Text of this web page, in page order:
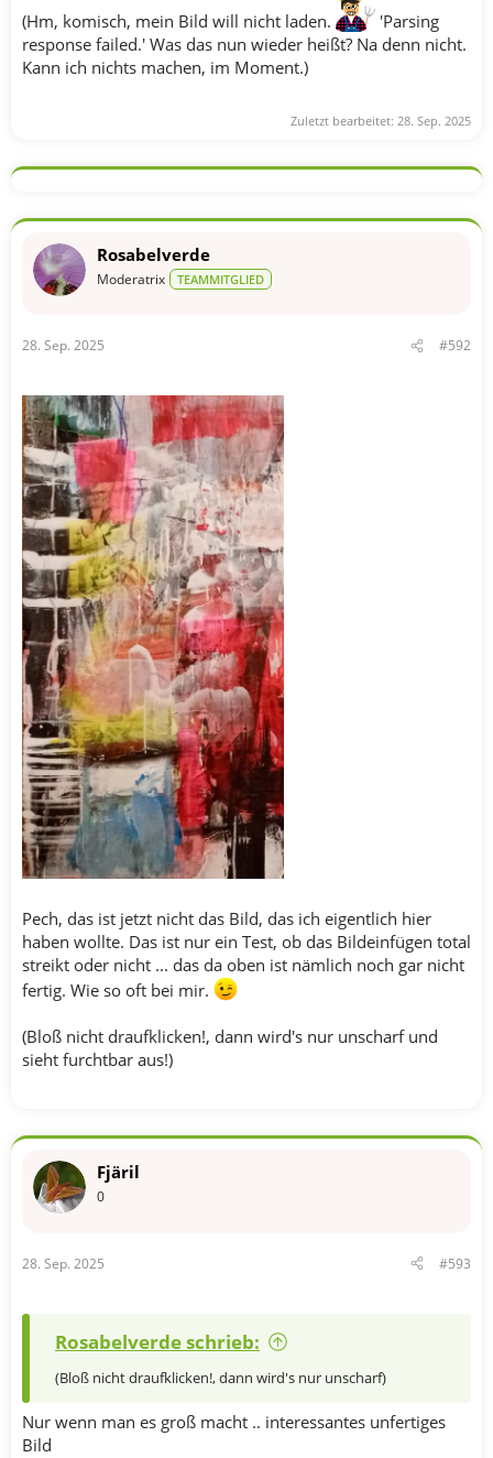
(Hm, komisch, mein Bild will nicht laden.
'Parsing
response failed.' Was das nun wieder heißt? Na denn nicht.
Kann ich nichts machen, im Moment.)
Zuletzt bearbeitet: 28. Sep. 2025
Rosabelverde
Moderatrix TEAMMITGLIED
28. Sep. 2025 #592
Pech, das ist jetzt nicht das Bild, das ich eigentlich hier
haben wollte. Das ist nur ein Test, ob das Bildeinfügen total
streikt oder nicht ... das da oben ist nämlich noch gar nicht
fertig. Wie so oft bei mir.
(Bloß nicht draufklicken!, dann wird's nur unscharf und
sieht furchtbar aus!)
Fjäril
0
28. Sep. 2025 #593
Rosabelverde schrieb:
(Bloß nicht draufklicken!, dann wird's nur unscharf)
Nur wenn man es groß macht .. interessantes unfertiges
Bild